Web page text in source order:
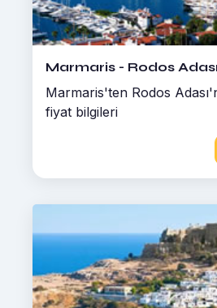
Marmaris - Rodos
Marmaris'ten Rodos
fiyat bilgileri